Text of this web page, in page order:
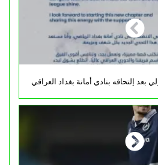
إلتحاقه بنادي أمانة بغداد العراقي